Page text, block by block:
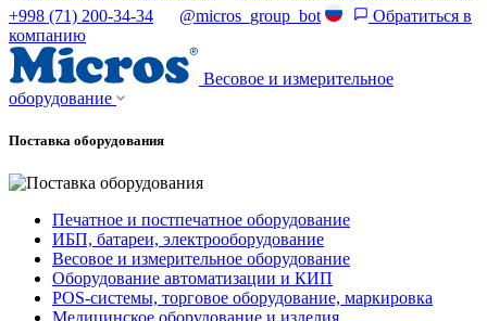
+998 (71) 200-34-34
@micros_group_bot
Обратиться в
компанию
Весовое и измерительное
оборудование
Поставка оборудования
Печатное и постпечатное оборудование
ИБП, батареи, электрооборудование
Весовое и измерительное оборудование
Оборудование автоматизации и КИП
POS-системы, торговое оборудование, маркировка